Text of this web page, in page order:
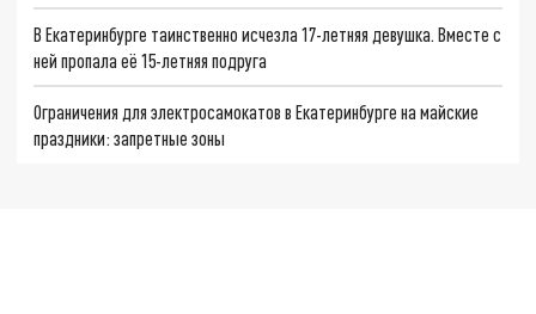
В Екатеринбурге таинственно исчезла 17-летняя девушка. Вместе с
ней пропала её 15-летняя подруга
Ограничения для электросамокатов в Екатеринбурге на майские
праздники: запретные зоны